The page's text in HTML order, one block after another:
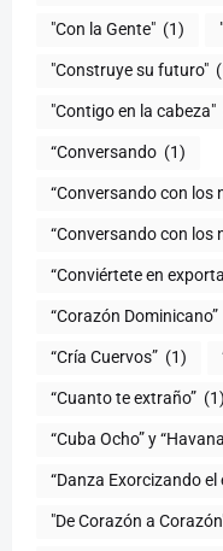
"Con la Gente" (1)
"Construye su futuro"
"Contigo en la cabeza"
“Conversando (1)
“Conversando con los
“Conversando con los
“Conviértete en
“Corazón Dominicano”
“Cría Cuervos” (1)
“Cuanto te extraño” (1)
“Cuba Ocho” y
“Danza Exorcizando
"De Corazón a